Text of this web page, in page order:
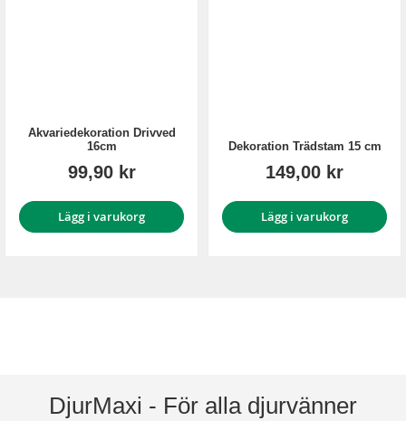
Akvariedekoration Drivved
16cm
99,90 kr
Lägg i varukorg
Dekoration Trädstam 15 cm
149,00 kr
Lägg i varukorg
DjurMaxi - För alla djurvänner